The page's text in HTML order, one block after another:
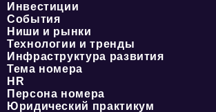
Инвестиции
События
Ниши и рынки
Технологии и тренды
Инфраструктура развития
Тема номера
HR
Персона номера
Юридический практикум